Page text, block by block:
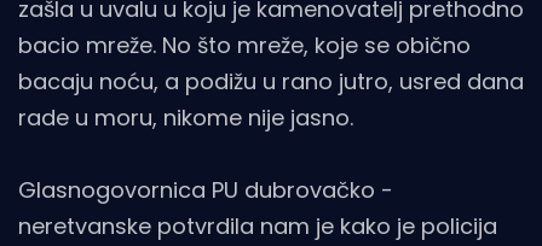
zašla u uvalu u koju je kamenovatelj prethodno
bacio mreže. No što mreže, koje se obično
bacaju noću, a podižu u rano jutro, usred dana
rade u moru, nikome nije jasno.
Glasnogovornica PU dubrovačko -
neretvanske potvrdila nam je kako je policija